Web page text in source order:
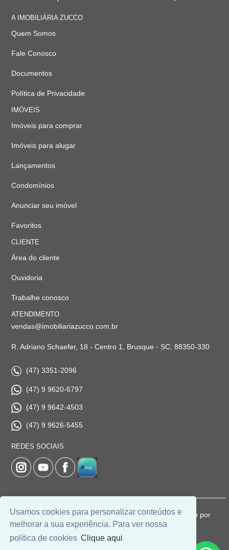
Usamos cookies para personalizar conteúdos e
melhorar a sua experiência. Para ver nossa
política de cookies Clique aqui
A IMOBILIÁRIA ZUCCO
Quem Somos
Fale Conosco
Documentos
Política de Privacidade
IMÓVEIS
Imóveis para comprar
Imóveis para alugar
Lançamentos
Condomínios
Anunciar seu imóvel
Favoritos
CLIENTE
Área do cliente
Ouvidoria
Trabalhe conosco
ATENDIMENTO
vendas@imobiliariazucco.com.br
R. Adriano Schaefer, 18 - Centro 1, Brusque - SC, 88350-330
(47) 3351-2096
(47) 9 9620-6797
(47) 9 9642-4503
(47) 9 9626-5455
REDES SOCIAIS
© 2026 | Imobiliária Zucco | CRECI: 1037-J | Desenvolvido por
Universal Software.